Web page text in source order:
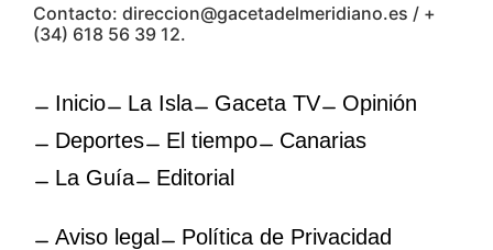
Contacto: direccion@gacetadelmeridiano.es / +
(34) 618 56 39 12.
Inicio La Isla Gaceta TV
Opinión
Deportes
El tiempo
Canarias
La Guía
Editorial
Aviso legal
Política de Privacidad